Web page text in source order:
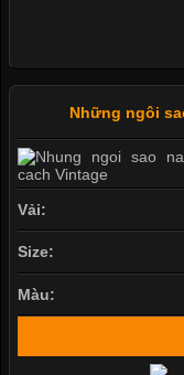
Những ngôi
Vải:
Size:
Màu: